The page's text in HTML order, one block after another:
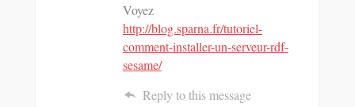
Voyez
http://blog.sparna.fr/tutoriel-
comment-installer-un-serveur-rdf-
sesame/
Reply to this message